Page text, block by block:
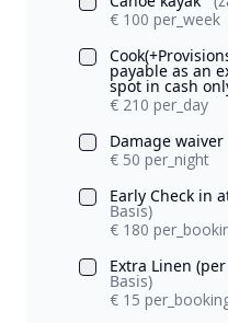
€ 100 per_week
payable as an
spot in cash
€ 210 per_day
Damage waiver
€ 50 per_night
Early Check in
Basis)
€ 180
Extra Linen
Basis)
€ 15